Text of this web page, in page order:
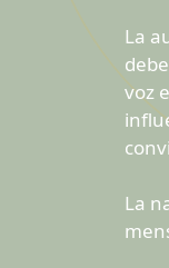
La
voz
La